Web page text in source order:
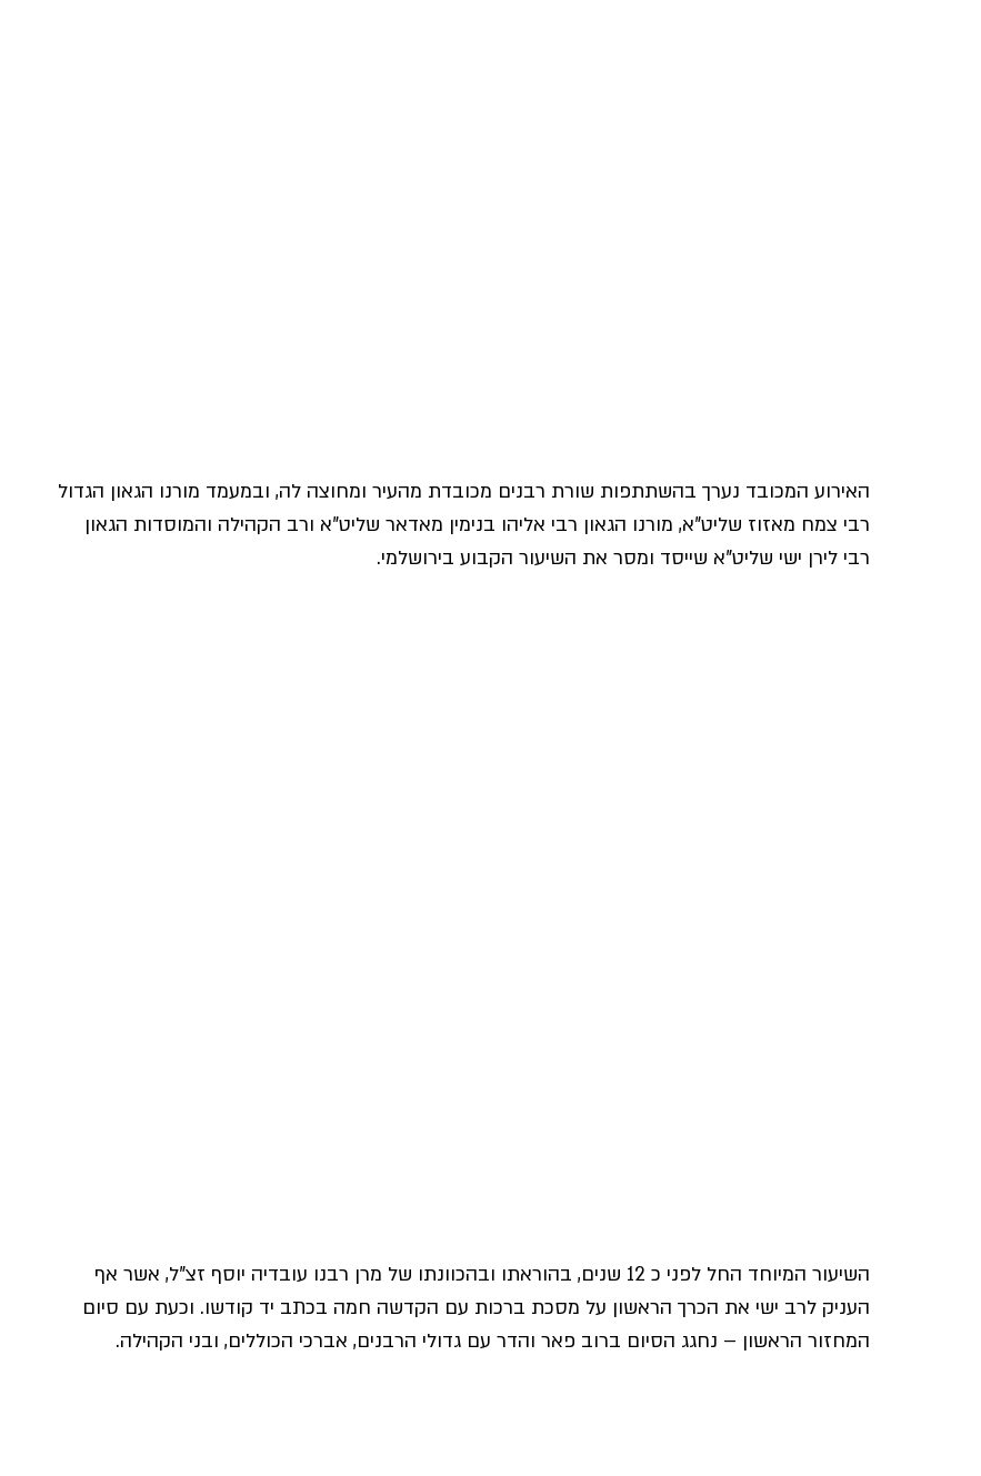
האירוע המכובד נערך בהשתתפות שורת רבנים מכובדת מהעיר ומחוצה לה, ובמעמד מורנו הגאון הגדול
רבי צמח מאזוז שליט"א, מורנו הגאון רבי אליהו בנימין מאדאר שליט"א ורב הקהילה והמוסדות הגאון
רבי לירן ישי שליט"א שייסד ומסר את השיעור הקבוע בירושלמי.
השיעור המיוחד החל לפני כ 12 שנים, בהוראתו ובהכוונתו של מרן רבנו עובדיה יוסף זצ"ל, אשר אף
העניק לרב ישי את הכרך הראשון על מסכת ברכות עם הקדשה חמה בכתב יד קודשו. וכעת עם סיום
המחזור הראשון – נחגג הסיום ברוב פאר והדר עם גדולי הרבנים, אברכי הכוללים, ובני הקהילה.